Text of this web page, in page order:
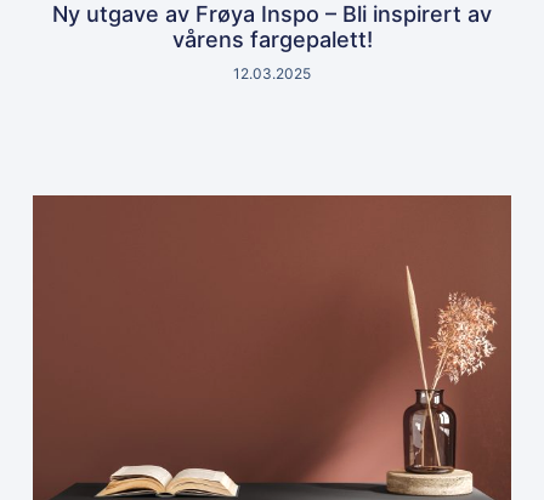
Ny utgave av Frøya Inspo – Bli inspirert av
vårens fargepalett!
12.03.2025